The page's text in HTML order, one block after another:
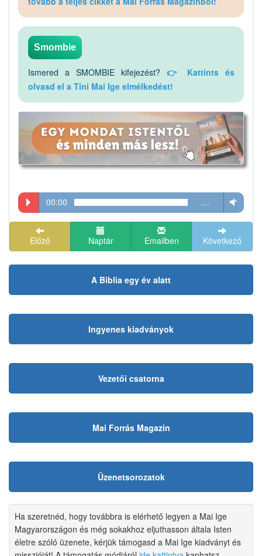
Smombie
Ismered a SMOMBIE kifejezést? 👉 Kattints és
olvasd el a Tini Mai Ige elmélkedést!
00:00 …
Előző Naptár Emailben Következő
A Biblia egy év alatt
Ingyenes kiadványok
Vezetői csatorna
Mai Forrás Magazin
Üzenetsorozatok
Ha szeretnéd, hogy továbbra is elérhető legyen a Mai Ige
Magyarországon és még sokakhoz eljuthasson általa Isten
életre szóló üzenete, kérjük támogasd a Mai Ige kiadványt és